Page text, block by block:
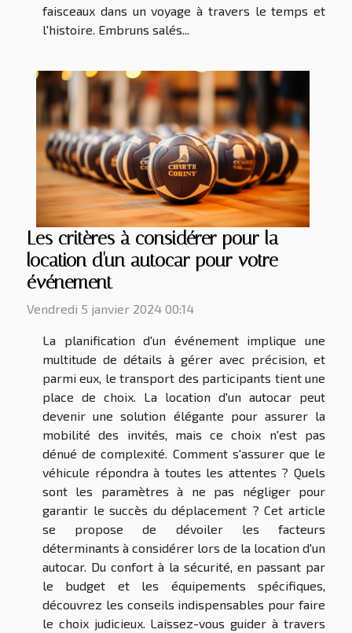
faisceaux dans un voyage à travers le temps et
l'histoire. Embruns salés...
Les critères à considérer pour la
location d'un autocar pour votre
événement
Vendredi 5 janvier 2024 00:14
La planification d'un événement implique une
multitude de détails à gérer avec précision, et
parmi eux, le transport des participants tient une
place de choix. La location d'un autocar peut
devenir une solution élégante pour assurer la
mobilité des invités, mais ce choix n'est pas
dénué de complexité. Comment s'assurer que le
véhicule répondra à toutes les attentes ? Quels
sont les paramètres à ne pas négliger pour
garantir le succès du déplacement ? Cet article
se propose de dévoiler les facteurs
déterminants à considérer lors de la location d'un
autocar. Du confort à la sécurité, en passant par
le budget et les équipements spécifiques,
découvrez les conseils indispensables pour faire
le choix judicieux. Laissez-vous guider à travers